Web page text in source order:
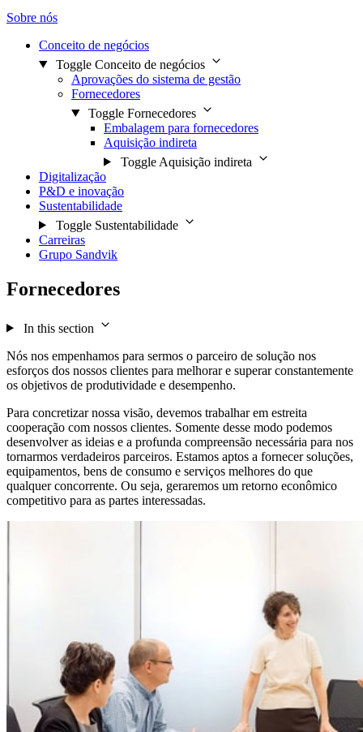
Sobre nós
Conceito de negócios
Toggle Conceito de negócios
Aprovações do sistema de gestão
Fornecedores
Toggle Fornecedores
Embalagem para fornecedores
Aquisição indireta
Toggle Aquisição indireta
Digitalização
P&D e inovação
Sustentabilidade
Toggle Sustentabilidade
Carreiras
Grupo Sandvik
Fornecedores
In this section
​Nós nos empenhamos para sermos o parceiro de solução nos
esforços dos nossos clientes para melhorar e superar constantemente
os objetivos de produtividade e desempenho.
Para concretizar nossa visão, devemos trabalhar em estreita
cooperação com nossos clientes. Somente desse modo podemos
desenvolver as ideias e a profunda compreensão necessária para nos
tornarmos verdadeiros parceiros. Estamos aptos a fornecer soluções,
equipamentos, bens de consumo e serviços melhores do que
qualquer concorrente. Ou seja, geraremos um retorno econômico
competitivo para as partes interessadas.